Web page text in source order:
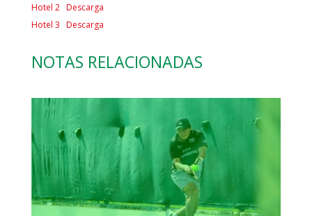
Hotel 2 Descarga
Hotel 3 Descarga
NOTAS RELACIONADAS